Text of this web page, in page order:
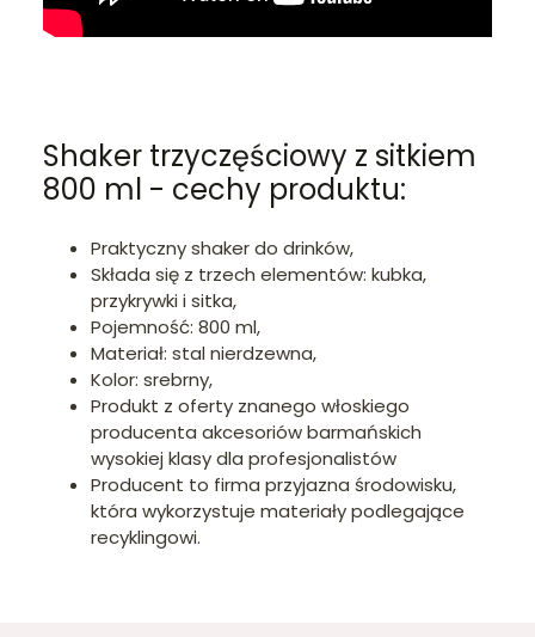
Shaker trzyczęściowy z sitkiem
800 ml - cechy produktu:
Praktyczny shaker do drinków,
Składa się z trzech elementów: kubka,
przykrywki i sitka,
Pojemność: 800 ml,
Materiał: stal nierdzewna,
Kolor: srebrny,
Produkt z oferty znanego włoskiego
producenta akcesoriów barmańskich
wysokiej klasy dla profesjonalistów
Producent to firma przyjazna środowisku,
która wykorzystuje materiały podlegające
recyklingowi.